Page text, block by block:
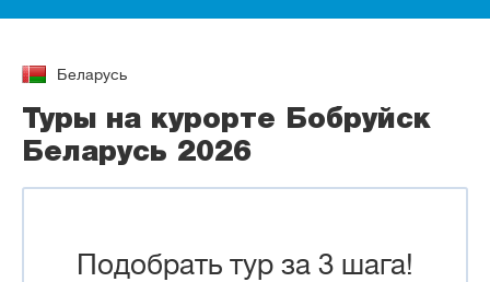
Беларусь
Туры на курорте Бобруйск
Беларусь 2026
Подобрать тур за 3 шага!